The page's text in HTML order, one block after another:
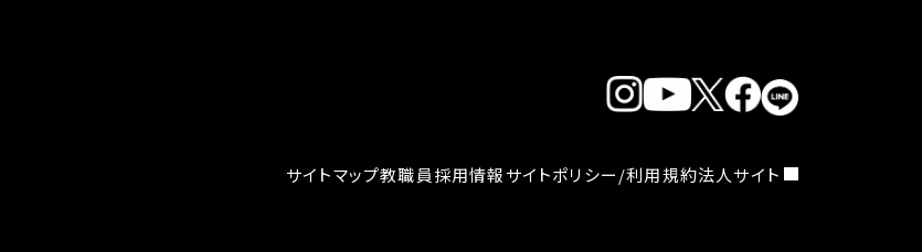
サイトマップ教職員採用情報サイトポリシー/利用規約法人サイト